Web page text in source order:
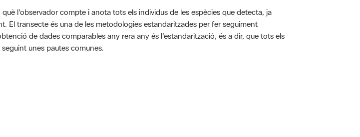
l'observador compte i anota tots els individus de les espècies que detecta, ja
El transecte és una de les metodologies estandaritzades per fer seguiment
de dades comparables any rera any és l'estandarització, és a dir, que tots els
unes pautes comunes.
de les valoracions és de 0 estrelles de 5.